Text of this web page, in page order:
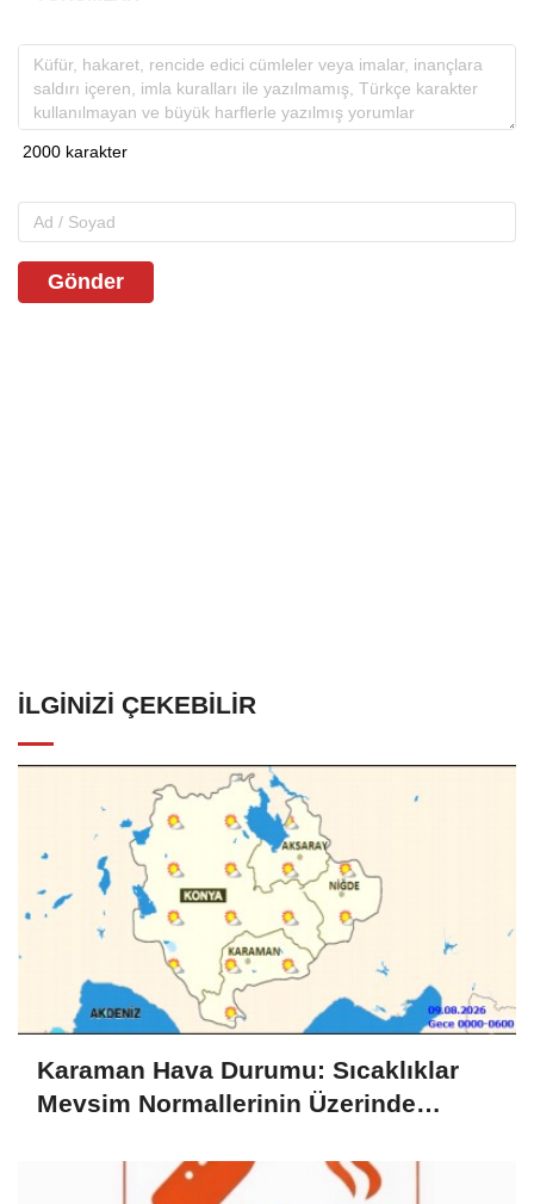
Gönder
İLGINIZI ÇEKEBILIR
Karaman Hava Durumu: Sıcaklıklar
Mevsim Normallerinin Üzerinde